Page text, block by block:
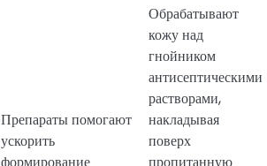
Препараты помогают
ускорить
формирование
Обрабатывают
кожу над
гнойником
антисептическими
растворами,
накладывая
поверх
пропитанную